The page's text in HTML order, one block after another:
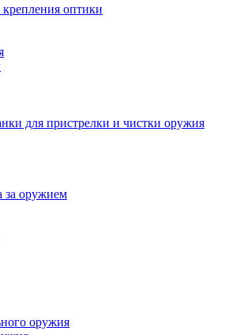
оптики
для пристрелки и чистки оружия
за оружием
оружия